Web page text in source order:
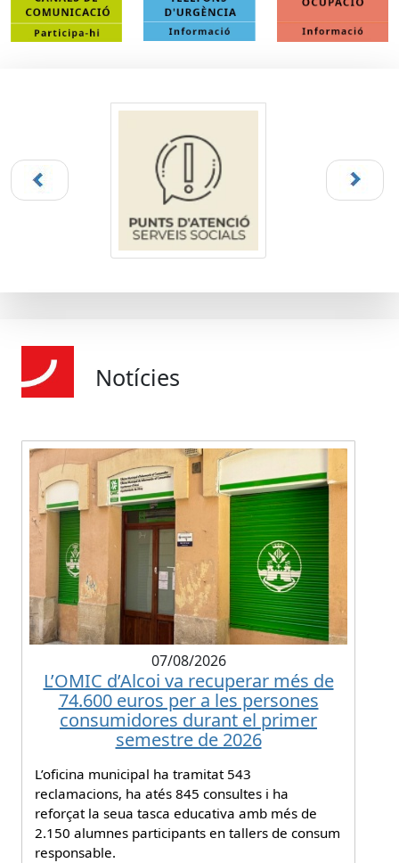
Notícies
07/08/2026
L’OMIC d’Alcoi va recuperar més de
74.600 euros per a les persones
consumidores durant el primer
semestre de 2026
L’oficina municipal ha tramitat 543
reclamacions, ha atés 845 consultes i ha
reforçat la seua tasca educativa amb més de
2.150 alumnes participants en tallers de consum
responsable.